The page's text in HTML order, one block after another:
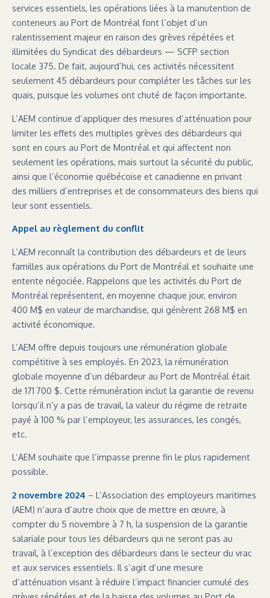
services essentiels, les opérations liées à la manutention de
conteneurs au Port de Montréal font l’objet d’un
ralentissement majeur en raison des grèves répétées et
illimitées du Syndicat des débardeurs — SCFP section
locale 375. De fait, aujourd’hui, ces activités nécessitent
seulement 45 débardeurs pour compléter les tâches sur les
quais, puisque les volumes ont chuté de façon importante.
L’AEM continue d’appliquer des mesures d’atténuation pour
limiter les effets des multiples grèves des débardeurs qui
sont en cours au Port de Montréal et qui affectent non
seulement les opérations, mais surtout la sécurité du public,
ainsi que l’économie québécoise et canadienne en privant
des milliers d’entreprises et de consommateurs des biens qui
leur sont essentiels.
Appel au règlement du conflit
L’AEM reconnaît la contribution des débardeurs et de leurs
familles aux opérations du Port de Montréal et souhaite une
entente négociée. Rappelons que les activités du Port de
Montréal représentent, en moyenne chaque jour, environ
400 M$ en valeur de marchandise, qui génèrent 268 M$ en
activité économique.
L’AEM offre depuis toujours une rémunération globale
compétitive à ses employés. En 2023, la rémunération
globale moyenne d’un débardeur au Port de Montréal était
de 171 700 $. Cette rémunération inclut la garantie de revenu
lorsqu’il n’y a pas de travail, la valeur du régime de retraite
payé à 100 % par l’employeur, les assurances, les congés,
etc.
L’AEM souhaite que l’impasse prenne fin le plus rapidement
possible.
2 novembre 2024 – L’Association des employeurs maritimes
(AEM) n’aura d’autre choix que de mettre en œuvre, à
compter du 5 novembre à 7 h, la suspension de la garantie
salariale pour tous les débardeurs qui ne seront pas au
travail, à l’exception des débardeurs dans le secteur du vrac
et aux services essentiels. Il s’agit d’une mesure
d’atténuation visant à réduire l’impact financier cumulé des